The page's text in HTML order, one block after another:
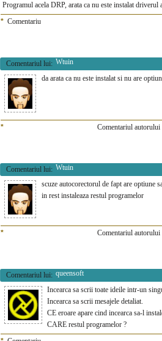
Programul acela DRP, arata ca nu este instalat
* Comentariu
Comentariul lui: Wtuin
da arata ca nu este instalat si nu are
* Comentariul autorului
Comentariul lui: Wtuin
scuze autocorectorul de fapt are optiune
in rest instaleaza restul programelor
* Comentariul autorului
Comentariul lui: queensoft
Incearca sa scrii toate ideile intr-un
Incearca sa scrii mesajele detaliat.
CE eroare apare cind incearca sa-l
CARE restul programelor ?